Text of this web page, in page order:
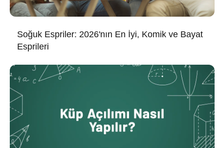
Soğuk Espriler: 2026'nın En İyi, Komik ve Bayat
Esprileri